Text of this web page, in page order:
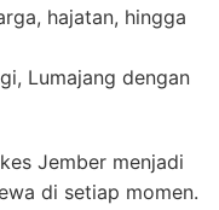
hajatan, hingga
Lumajang dengan
Jember menjadi
di setiap momen.